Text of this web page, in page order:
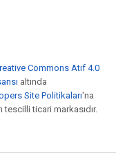
Commons Atıf 4.0
altında
Site Politikaları'na
tescilli ticari markasıdır.